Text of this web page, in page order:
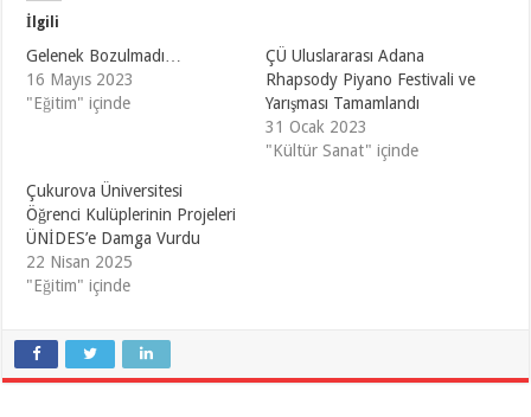
İlgili
Gelenek Bozulmadı…
16 Mayıs 2023
"Eğitim" içinde
ÇÜ Uluslararası Adana
Rhapsody Piyano Festivali ve
Yarışması Tamamlandı
31 Ocak 2023
"Kültür Sanat" içinde
Çukurova Üniversitesi
Öğrenci Kulüplerinin Projeleri
ÜNİDES’e Damga Vurdu
22 Nisan 2025
"Eğitim" içinde